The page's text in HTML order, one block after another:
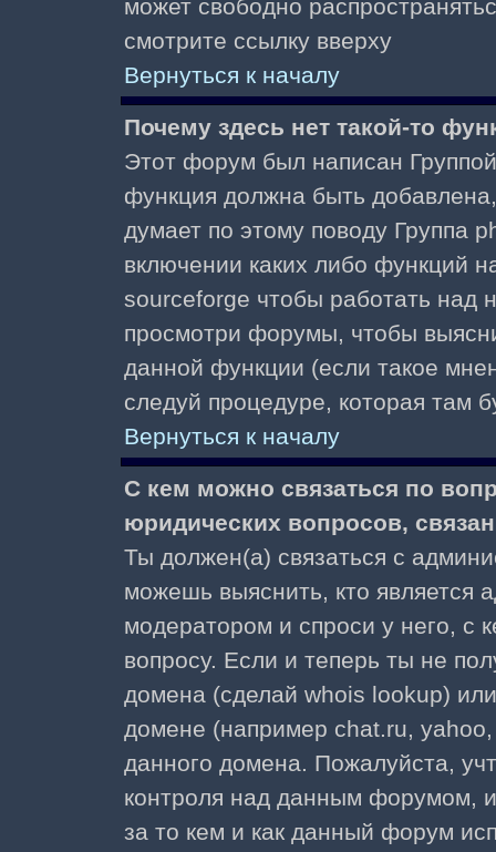
может свободно
смотрите ссылку вверху
Вернуться к началу
Почему здесь нет такой-то
Этот форум был написан
функция должна быть
думает по этому поводу Группа
включении каких либо функций
sourceforge чтобы работать над
просмотри форумы, чтобы
данной функции (если такое
следуй процедуре, которая там
Вернуться к началу
С кем можно связаться по
юридических вопросов,
Ты должен(а) связаться с
можешь выяснить, кто является
модератором и спроси у него, с
вопросу. Если и теперь ты не
домена (сделай whois lookup)
домене (например chat.ru,
данного домена. Пожалуйста,
контроля над данным форумом,
за то кем и как данный форум